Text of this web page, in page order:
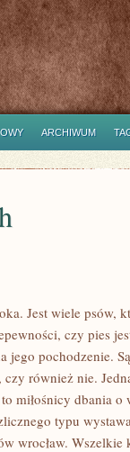
ARCHIWUM
Jest wiele psów,
czy pies
jego pochodzenie.
również nie.
miłośnicy dbania o
typu
wrocław.